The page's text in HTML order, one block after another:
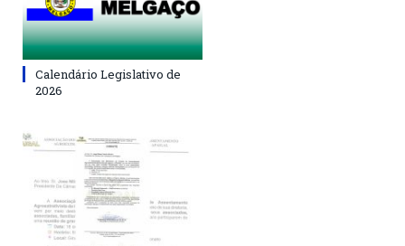
Calendário Legislativo de
2026